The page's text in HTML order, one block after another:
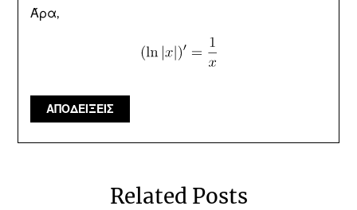
Άρα,
ΑΠΟΔΕΙΞΕΙΣ
Related Posts